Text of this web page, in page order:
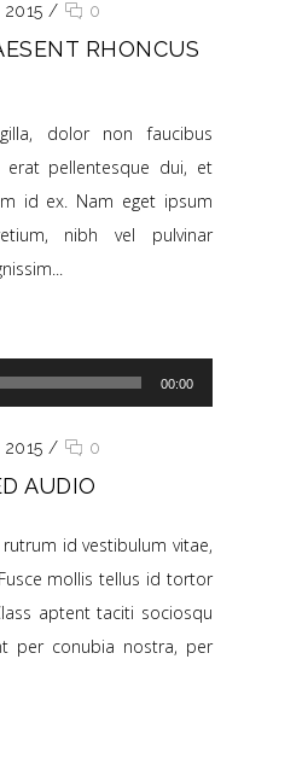
/ 0
RHONCUS
dolor non faucibus
erat pellentesque dui, et
id ex. Nam eget ipsum
nibh vel pulvinar
00:00
/ 0
AUDIO
id vestibulum vitae,
mollis tellus id tortor
aptent taciti sociosqu
per conubia nostra, per